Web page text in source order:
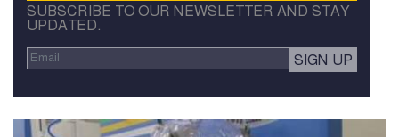
SUBSCRIBE TO OUR NEWSLETTER AND STAY
UPDATED.